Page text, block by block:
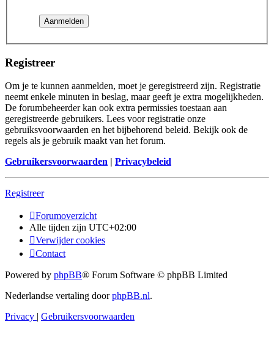
Registreer
Om je te kunnen aanmelden, moet je geregistreerd zijn. Registratie
neemt enkele minuten in beslag, maar geeft je extra mogelijkheden.
De forumbeheerder kan ook extra permissies toestaan aan
geregistreerde gebruikers. Lees voor registratie onze
gebruiksvoorwaarden en het bijbehorend beleid. Bekijk ook de
regels als je gebruik maakt van het forum.
Gebruikersvoorwaarden | Privacybeleid
Registreer
Forumoverzicht
Alle tijden zijn UTC+02:00
Verwijder cookies
Contact
Powered by phpBB® Forum Software © phpBB Limited
Nederlandse vertaling doorphpBB.nl.
Privacy | Gebruikersvoorwaarden